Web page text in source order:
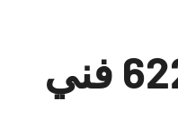
رقم فني تكييف الاندلس 62224041 فني